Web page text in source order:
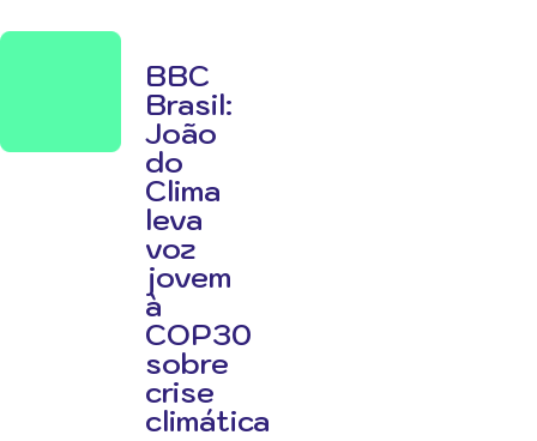
BBC
Brasil:
João
do
Clima
leva
voz
jovem
à
COP30
sobre
crise
climática